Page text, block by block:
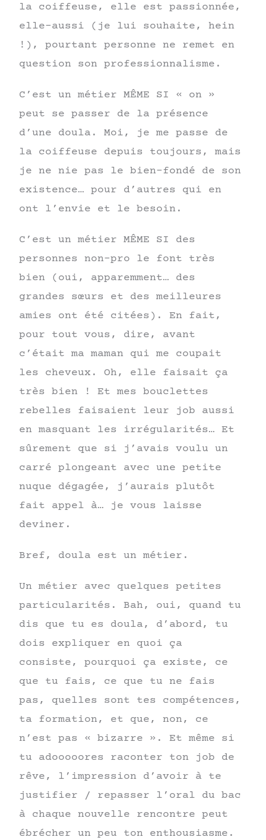
la coiffeuse, elle est passionnée,
elle-aussi (je lui souhaite, hein
!), pourtant personne ne remet en
question son professionnalisme.
C’est un métier MÊME SI « on »
peut se passer de la présence
d’une doula. Moi, je me passe de
la coiffeuse depuis toujours, mais
je ne nie pas le bien-fondé de son
existence… pour d’autres qui en
ont l’envie et le besoin.
C’est un métier MÊME SI des
personnes non-pro le font très
bien (oui, apparemment… des
grandes sœurs et des meilleures
amies ont été citées). En fait,
pour tout vous, dire, avant
c’était ma maman qui me coupait
les cheveux. Oh, elle faisait ça
très bien ! Et mes bouclettes
rebelles faisaient leur job aussi
en masquant les irrégularités… Et
sûrement que si j’avais voulu un
carré plongeant avec une petite
nuque dégagée, j’aurais plutôt
fait appel à… je vous laisse
deviner.
Bref, doula est un métier.
Un métier avec quelques petites
particularités. Bah, oui, quand tu
dis que tu es doula, d’abord, tu
dois expliquer en quoi ça
consiste, pourquoi ça existe, ce
que tu fais, ce que tu ne fais
pas, quelles sont tes compétences,
ta formation, et que, non, ce
n’est pas « bizarre ». Et même si
tu adooooores raconter ton job de
rêve, l’impression d’avoir à te
justifier / repasser l’oral du bac
à chaque nouvelle rencontre peut
ébrécher un peu ton enthousiasme.